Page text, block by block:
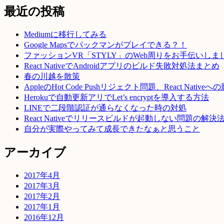
最近の投稿
Mediumに移行してみる
Google Mapsでパックマンがプレイできる？！
ファッションVR「STYLY」のWeb周りをお手伝いしま
React NativeでAndroidアプリのビルド失敗対処法まとめ
春の川越を散策
AppleのHot Code Pushリジェクト問題、React Nativeへの
Herokuで自動更新アリでLet’s encryptを導入する方法
LINEで二段階認証が通らなくなった時の対処
React Nativeでリリースビルドが起動しない問題の解決
自分が実際やってみて成長できたなぁと思うこと
アーカイブ
2017年4月
2017年3月
2017年2月
2017年1月
2016年12月